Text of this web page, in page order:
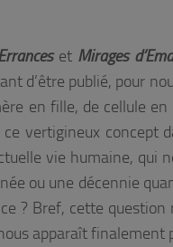
et Mirages
d’être publié, pour
en fille, de cellule
vertigineux concept
vie humaine, qui
ou une décennie
? Bref, cette question
apparaît finalement